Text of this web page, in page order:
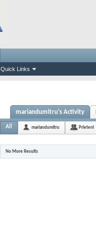
Quick Links
mariandumitru's Activity
All mariandumitru Prieteni
No More Results